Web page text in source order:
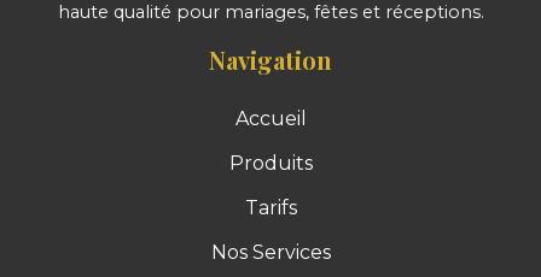
haute qualité pour mariages, fêtes et réceptions.
Navigation
Accueil
Produits
Tarifs
Nos Services